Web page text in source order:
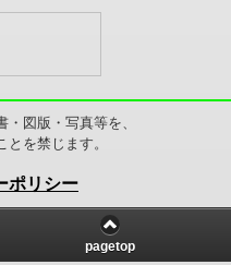
図版・写真等を、
を禁じます。
ポリシー
pagetop